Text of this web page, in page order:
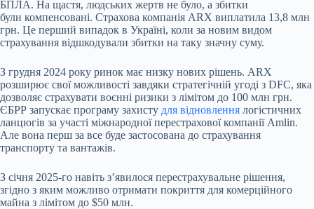
БПЛА. На щастя, людських жертв не було, а збитки
були компенсовані. Страхова компанія ARX виплатила 13,8 млн
грн. Це перший випадок в Україні, коли за новим видом
страхування відшкодували збитки на таку значну суму.
З грудня 2024 року ринок має низку нових рішень. ARX
розширює свої можливості завдяки стратегічній угоді з DFC, яка
дозволяє страхувати воєнні ризики з лімітом до 100 млн грн.
ЄБРР запускає програму захисту для відновлення логістичних
ланцюгів за участі міжнародної перестрахової компанії Amlin.
Але вона перш за все буде застосована до страхування
транспорту та вантажів.
З січня 2025-го навіть зʼявилося перестрахувальне рішення,
згідно з яким можливо отримати покриття для комерційного
майна з лімітом до $50 млн.